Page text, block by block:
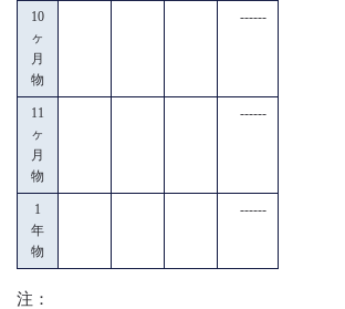
10
ヶ
月
物
------
11
ヶ
月
物
------
1
年
物
------
注：